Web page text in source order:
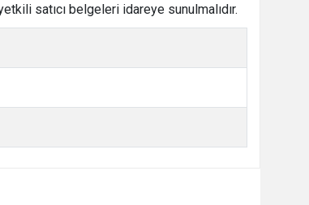
satıcı belgeleri idareye sunulmalıdır.